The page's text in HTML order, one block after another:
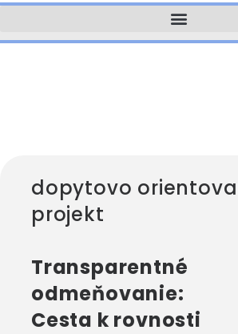
dopytovo
projekt
Transparentné
odmeňovanie:
Cesta k rovnosti